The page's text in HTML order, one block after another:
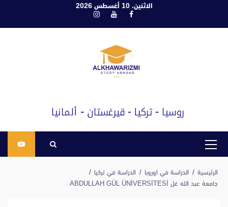
الاثنين، 10 أغسطس 2026
فيسبوكيوتيوبانستغرام
القائمة
الرئيسية الدراسة في اوروبا
الدراسة في تركيا
جامعة عبد الله غل ABDULLAH GÜL ÜNİVERSİTESİ